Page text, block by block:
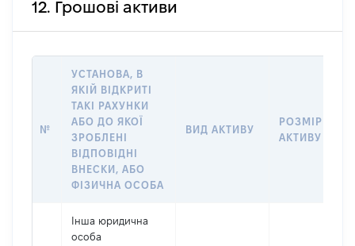
12. Грошові активи
№
УСТАНОВА, В
ЯКІЙ ВІДКРИТІ
ТАКІ РАХУНКИ
АБО ДО ЯКОЇ
ЗРОБЛЕНІ
ВІДПОВІДНІ
ВНЕСКИ, АБО
ФІЗИЧНА ОСОБА
ВИД АКТИВУ
РОЗМІР
АКТИВУ
Інша юридична
особа